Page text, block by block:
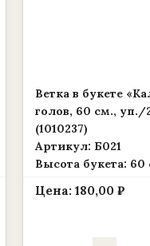
Ветка в букете
голов, 60 см., уп./
(1010237)
Артикул: Б021
Высота букета: 60
Цена: 180,00 ₽